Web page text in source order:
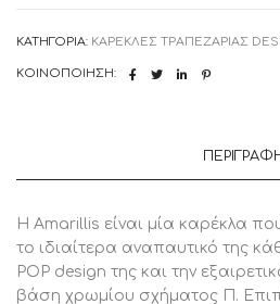
ΚΑΤΗΓΟΡΊΑ: ΚΑΡΕΚΛΕΣ ΤΡΑΠΕΖΑΡΙΑΣ
ΚΟΙΝΟΠΟΊΗΣΗ:
H Amarillis είναι μία καρέκλα
το ιδιαίτερα αναπαυτικό της
POP design της και την
βάση χρωμίου σχήματος Π.